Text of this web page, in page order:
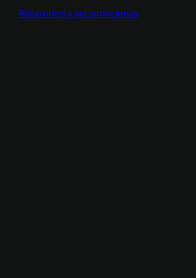
Recambios y reclamaciones